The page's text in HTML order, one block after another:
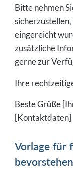
Bitte nehmen
eingereicht
zusätzliche
gerne zur
Ihre
Beste Grüße
[Kontaktdaten]
Vorlage für